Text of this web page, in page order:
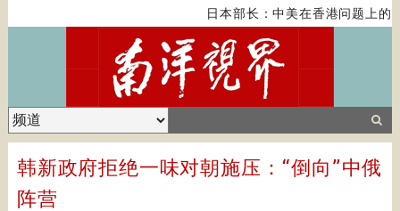
日本部长：中美在香港问题上的
韩新政府拒绝一味对朝施压：“倒向”中俄
阵营